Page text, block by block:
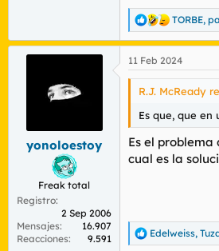
R
e
a
c
c
e
s
TORBE,
yonoloestoy
Freak total
Registro
2 Sep 2006
Mensajes
16.907
Reacciones
9.591
11 Feb 2024
R.J. McReady
Es que, que
Es el
cual es la
R
Edelweiss,